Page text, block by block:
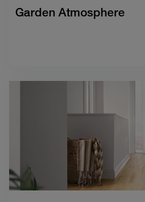
Garden Atmosphere